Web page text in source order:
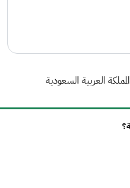
المملكة العربية السعودية